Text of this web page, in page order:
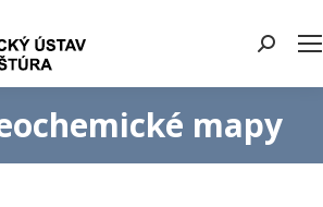
Search:
mapy